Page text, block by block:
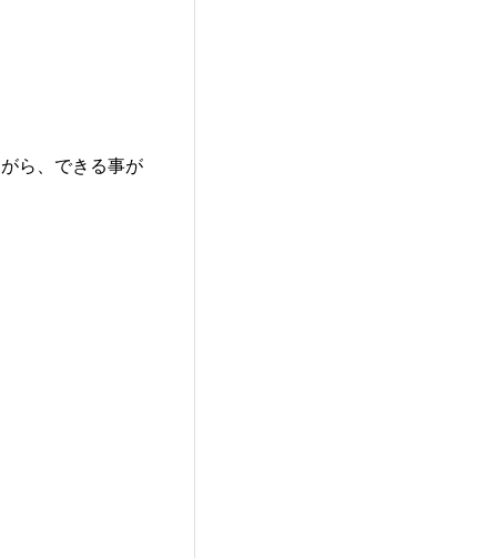
ら、できる事が